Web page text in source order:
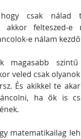
csak nálad
akkor felteszed-e
e nálam
magasabb szintű
veled csak
És akikkel te
ha ők is
matematikailag